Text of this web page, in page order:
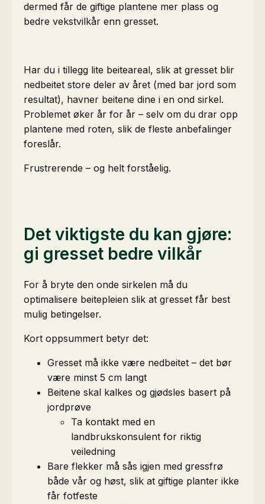
dermed får de giftige plantene mer plass og
bedre vekstvilkår enn gresset.
Har du i tillegg lite beiteareal, slik at gresset blir
nedbeitet store deler av året (med bar jord som
resultat), havner beitene dine i en ond sirkel.
Problemet øker år for år – selv om du drar opp
plantene med roten, slik de fleste anbefalinger
foreslår.
Frustrerende – og helt forståelig.
Det viktigste du kan gjøre:
gi gresset bedre vilkår
For å bryte den onde sirkelen må du
optimalisere beitepleien slik at gresset får best
mulig betingelser.
Kort oppsummert betyr det:
Gresset må ikke være nedbeitet – det bør
være minst 5 cm langt
Beitene skal kalkes og gjødsles basert på
jordprøve
Ta kontakt med en
landbrukskonsulent for riktig
veiledning
Bare flekker må sås igjen med gressfrø
både vår og høst, slik at giftige planter ikke
får fotfeste